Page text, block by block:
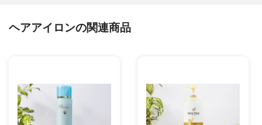
ヘアアイロンの関連商品